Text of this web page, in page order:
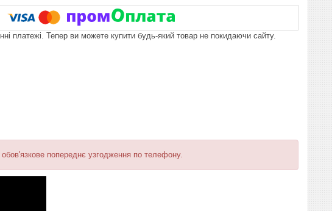
платежі. Тепер ви можете купити будь-який товар не покидаючи сайту.
попереднє узгодження по телефону.